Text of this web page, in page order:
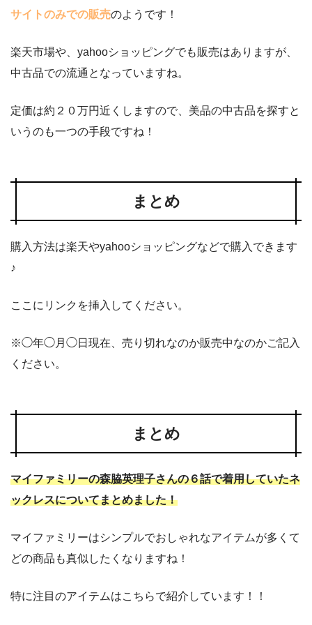
サイトのみでの販売のようです！
楽天市場や、yahooショッピングでも販売はありますが、
中古品での流通となっていますね。
定価は約２０万円近くしますので、美品の中古品を探すと
いうのも一つの手段ですね！
まとめ
購入方法は楽天やyahooショッピングなどで購入できます
♪
ここにリンクを挿入してください。
※◯年◯月◯日現在、売り切れなのか販売中なのかご記入
ください。
まとめ
マイファミリーの森脇英理子さんの６話で着用していたネ
ックレスについてまとめました！
マイファミリーはシンプルでおしゃれなアイテムが多くて
どの商品も真似したくなりますね！
特に注目のアイテムはこちらで紹介しています！！